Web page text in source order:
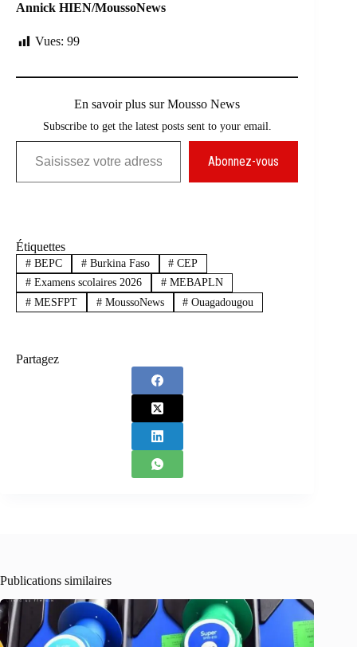
Annick HIEN/MoussoNews
Vues: 99
En savoir plus sur Mousso News
Subscribe to get the latest posts sent to your email.
Saisissez votre adresse e-mail…
Abonnez-vous
Étiquettes
#BEPC #Burkina Faso # CEP
#Examens scolaires 2026 #MEBAPLN
#MESFPT #MoussoNews # Ouagadougou
Partagez
Publications similaires